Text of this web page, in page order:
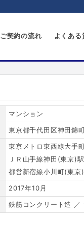
ご契約の流れ よくある
マンション
東京都千代田区神田錦
東京メトロ東西線大手
ＪＲ山手線神田(東京)
都営新宿線小川町(東京
2017年10月
鉄筋コンクリート造 ／